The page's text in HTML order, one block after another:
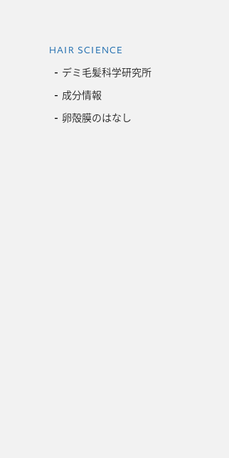
HAIR SCIENCE
デミ毛髪科学研究所
成分情報
卵殻膜のはなし